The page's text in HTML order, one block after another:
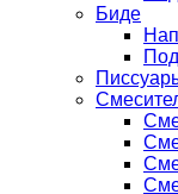
Биде